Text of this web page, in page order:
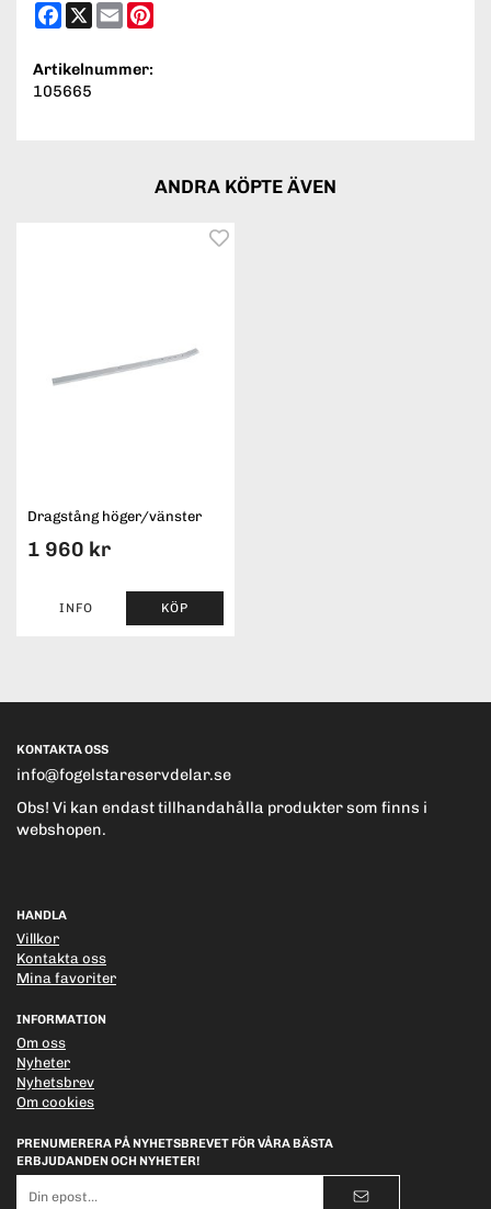
Facebook
X Email
Artikelnummer:
105665
ANDRA KÖPTE ÄVEN
Dragstång höger/vänster
1 960 kr
INFO KÖP
KONTAKTA OSS
info@fogelstareservdelar.se
Obs! Vi kan endast tillhandahålla produkter som finns i
webshopen.
HANDLA
Villkor
Kontakta oss
Mina favoriter
INFORMATION
Om oss
Nyheter
Nyhetsbrev
Om cookies
PRENUMERERA PÅ NYHETSBREVET FÖR VÅRA BÄSTA
ERBJUDANDEN OCH NYHETER!